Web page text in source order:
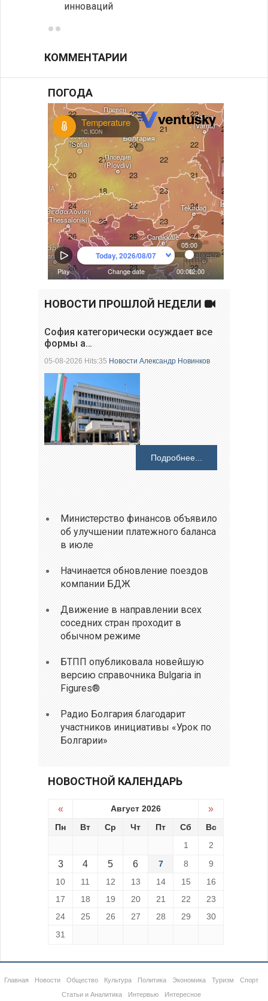
инноваций
КОММЕНТАРИИ
ПОГОДА
НОВОСТИ ПРОШЛОЙ НЕДЕЛИ
София категорически осуждает все
формы а…
05-08-2026 Hits:35Новости Александр Новинков
Подробнее...
Министерство финансов объявило
об улучшении платежного баланса
в июле
Начинается обновление поездов
компании БДЖ
Движение в направлении всех
соседних стран проходит в
обычном режиме
БТПП опубликовала новейшую
версию справочника Bulgaria in
Figures®
Радио Болгария благодарит
участников инициативы «Урок по
Болгарии»
НОВОСТНОЙ КАЛЕНДАРЬ
« Август 2026 »
Пн Вт Ср Чт Пт Сб
Вс
1
2
3 4 5 6 7 8
9
10
11 12 13 14 15
16
17
18 19 20 21 22
23
24
25 26 27 28 29
30
31
Главная Новости Общество Культура Политика Экономика Туризм
Спорт
Статьи и Аналитика
Интервью Интересное